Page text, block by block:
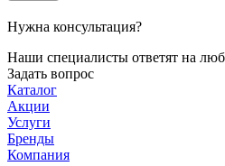
Нужна консультация?
Наши специалисты ответят на
Задать вопрос
Каталог
Акции
Услуги
Бренды
Компания